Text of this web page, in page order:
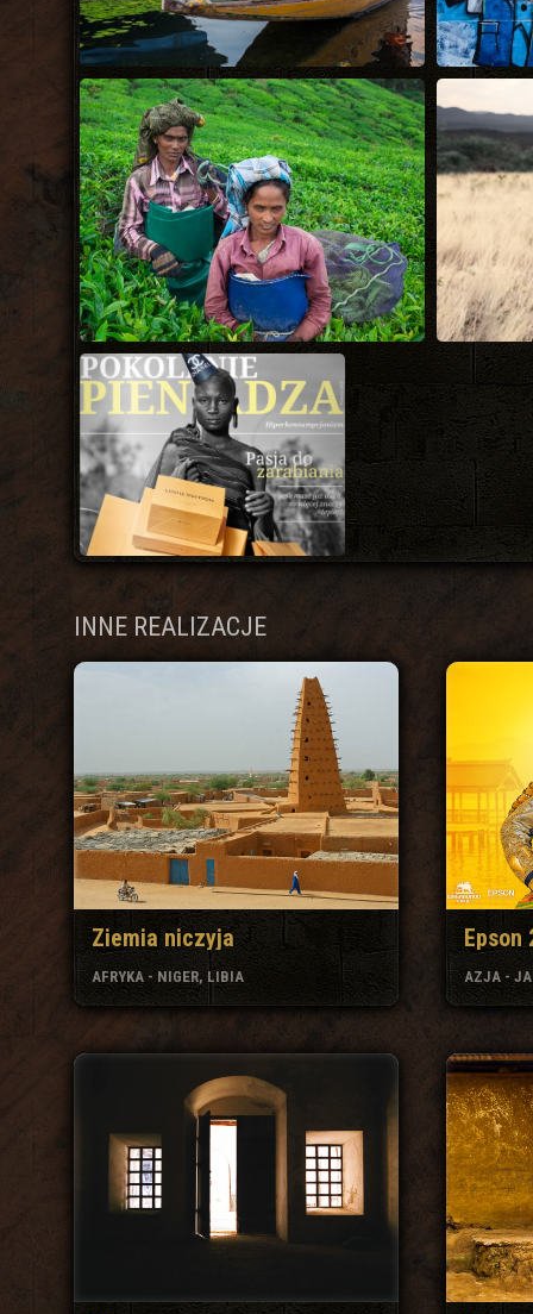
INNE REALIZACJE
Ziemia niczyja
AFRYKA - NIGER, LIBIA
Epson
AZJA -